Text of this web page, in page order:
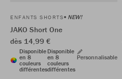
ENFANTS SHORTS NEW!
JAKO Short One
dès 14,99 €
Disponible
en 8
couleurs
différentes
Disponible
en 8
couleurs
différentes
Personnalisable